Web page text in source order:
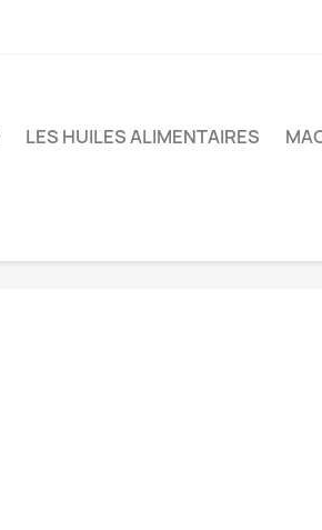
LES HUILES ALIMENTAIRES